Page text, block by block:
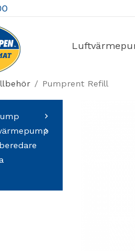
/ Pumprent Refill